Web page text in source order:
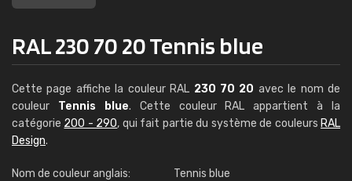
RAL 230 70 20 Tennis blue
Cette page affiche la couleur RAL 230 70 20 avec le nom de
couleur Tennis blue. Cette couleur RAL appartient à la
catégorie 200 - 290, qui fait partie du système de couleurs RAL
Design.
Nom de couleur anglais:
Tennis blue